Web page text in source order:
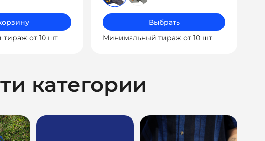
от 10 шт
Выбрать
Минимальный тираж от 10 шт
категории